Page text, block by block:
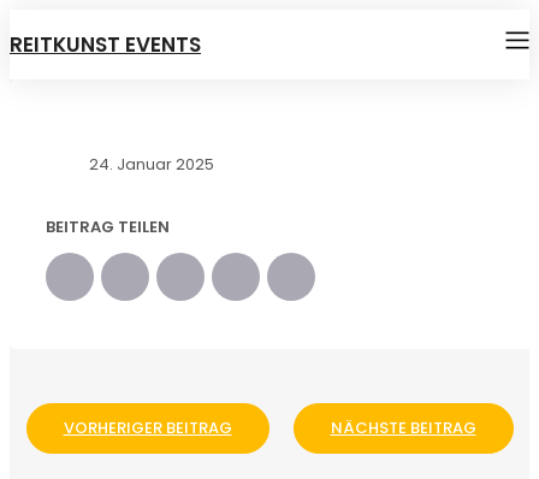
REITKUNST EVENTS
24. Januar 2025
BEITRAG TEILEN
VORHERIGER BEITRAG NÄCHSTE BEITRAG